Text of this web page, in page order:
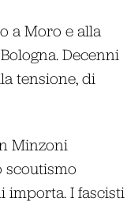
a Moro e alla
Decenni
tensione, di
Minzoni
scoutismo
importa. I fascisti